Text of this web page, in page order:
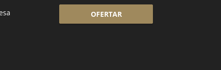
OFERTAR